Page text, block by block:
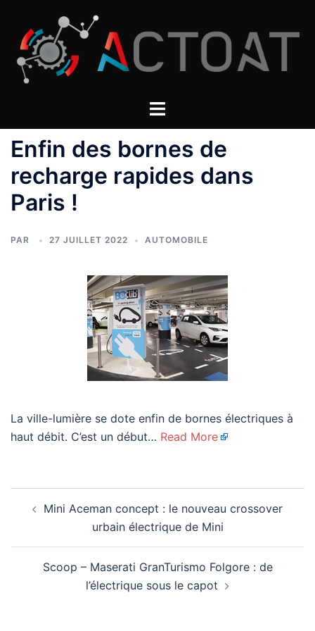
contenu
Enfin des bornes de
recharge rapides dans
Paris !
PAR 27 JUILLET 2022 AUTOMOBILE
La ville-lumière se dote enfin de bornes électriques à
haut débit. C’est un début… Read More
d’article
Mini Aceman concept : le nouveau crossover
urbain électrique de Mini
Scoop – Maserati GranTurismo Folgore : de
l’électrique sous le capot